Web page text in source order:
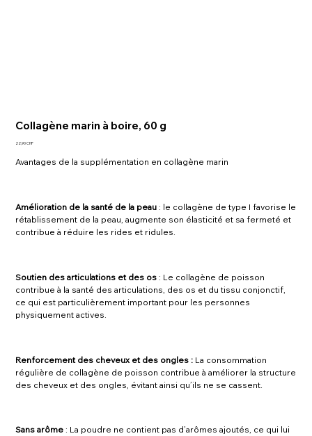
Collagène marin à boire, 60 g
Prix
22,90 CHF
Avantages de la supplémentation en collagène marin
Amélioration de la santé de la peau : le collagène de type I favorise le
rétablissement de la peau, augmente son élasticité et sa fermeté et
contribue à réduire les rides et ridules.
Soutien des articulations et des os : Le collagène de poisson
contribue à la santé des articulations, des os et du tissu conjonctif,
ce qui est particulièrement important pour les personnes
physiquement actives.
Renforcement des cheveux et des ongles : La consommation
régulière de collagène de poisson contribue à améliorer la structure
des cheveux et des ongles, évitant ainsi qu’ils ne se cassent.
Sans arôme : La poudre ne contient pas d’arômes ajoutés, ce qui lui